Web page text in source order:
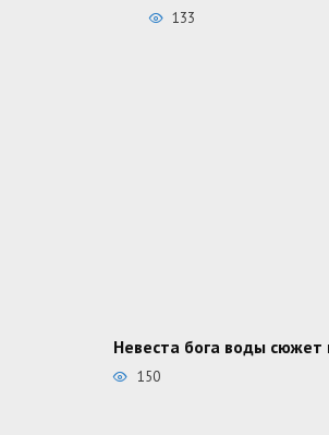
133
Невеста бога воды сюжет
150